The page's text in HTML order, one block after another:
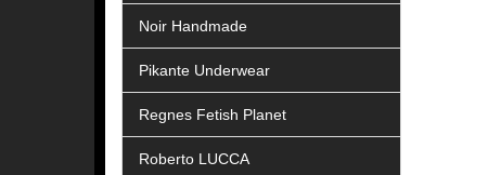
Noir Handmade
Pikante Underwear
Regnes Fetish Planet
Roberto LUCCA